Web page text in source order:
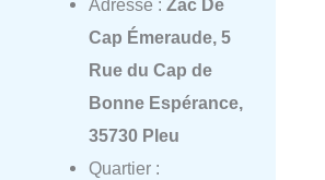
Adresse : Zac De
Cap Émeraude, 5
Rue du Cap de
Bonne Espérance,
35730 Pleu
Quartier :